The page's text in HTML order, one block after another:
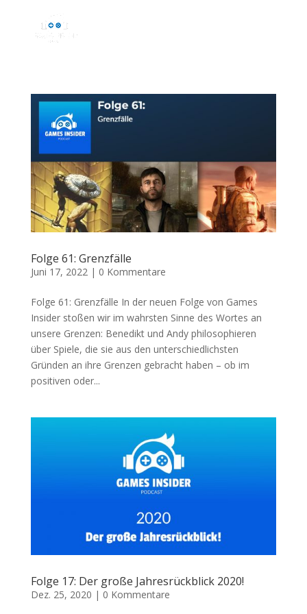
Folge 61: Grenzfälle
Juni 17, 2022 | 0 Kommentare
Folge 61: Grenzfälle In der neuen Folge von Games
Insider stoßen wir im wahrsten Sinne des Wortes an
unsere Grenzen: Benedikt und Andy philosophieren
über Spiele, die sie aus den unterschiedlichsten
Gründen an ihre Grenzen gebracht haben – ob im
positiven oder...
Folge 17: Der große Jahresrückblick 2020!
Dez. 25, 2020 | 0 Kommentare